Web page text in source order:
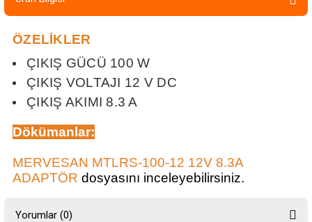
ÖZELİKLER
ÇIKIŞ GÜCÜ 100 W
ÇIKIŞ VOLTAJI 12 V DC
ÇIKIŞ AKIMI 8.3 A
Dökümanlar:
MERVESAN MTLRS-100-12 12V 8.3A
ADAPTÖR dosyasını inceleyebilirsiniz.
Yorumlar (0)